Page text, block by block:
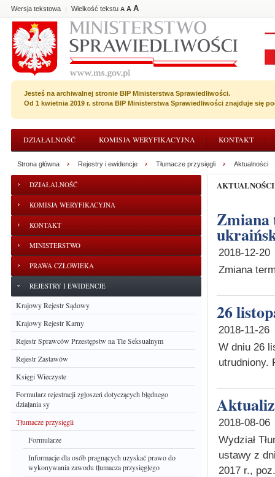
Wersja tekstowa | Wielkość tekstu A A A
Jesteś na archiwalnej stronie BIP Ministerstwa Sprawiedliwości.
Od 1 kwietnia 2019 r. strona BIP Ministerstwa Sprawiedliwości znajduje się
DZIAŁALNOŚĆ KOMISJA WERYFIKACYJNA KONTAKT
DZIAŁALNOŚĆ
KOMISJA WERYFIKACYJNA
KONTAKT
MINISTERSTWO
PRAWA CZŁOWIEKA
REJESTRY I EWIDENCJE
Krajowy Rejestr Sądowy
Krajowy Rejestr Karny
Rejestr Sprawców Przestępstw na Tle Seksualnym
Rejestr Zastawów
Księgi Wieczyste
Formularz rejestracji zgłoszeń dotyczących błędnego
działania sy
Tłumacze przysięgli
Formularze
Informacje dla osób pragnących uzyskać prawo do
wykonywania zawodu tłumacza przysięgłego
Strona główna Rejestry i ewidencje Tłumacze przysięgli Aktualności
AKTUALNOŚCI
Zmiana terminu egzaminu ustnego z języka
2018-12-20
Zmiana
26
2018-11-26
W dniu 26
utrudniony.
2018-08-06
Wydział
ustawy z
2017 r.,